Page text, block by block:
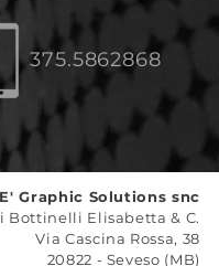
375.5862868
Graphic Solutions snc
Bottinelli Elisabetta & C.
Via Cascina Rossa, 38
20822 - Seveso (MB)